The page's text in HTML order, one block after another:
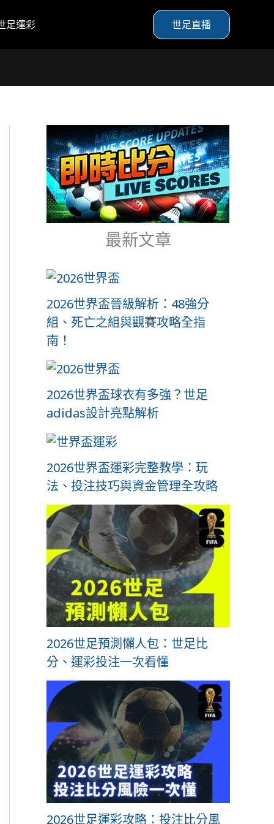
足運彩 世足直播
最新文章
2026世界盃晉級解析：48強分
組、死亡之組與觀賽攻略全指
南！
2026世界盃球衣有多強？世足
adidas設計亮點解析
2026世界盃運彩完整教學：玩
法、投注技巧與資金管理全攻略
2026世足預測懶人包：世足比
分、運彩投注一次看懂
2026世足運彩攻略：投注比分風